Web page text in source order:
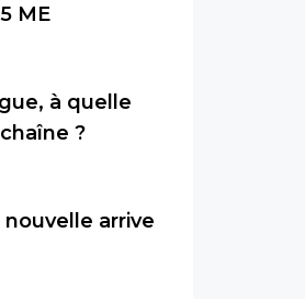
ME
à quelle
?
arrive